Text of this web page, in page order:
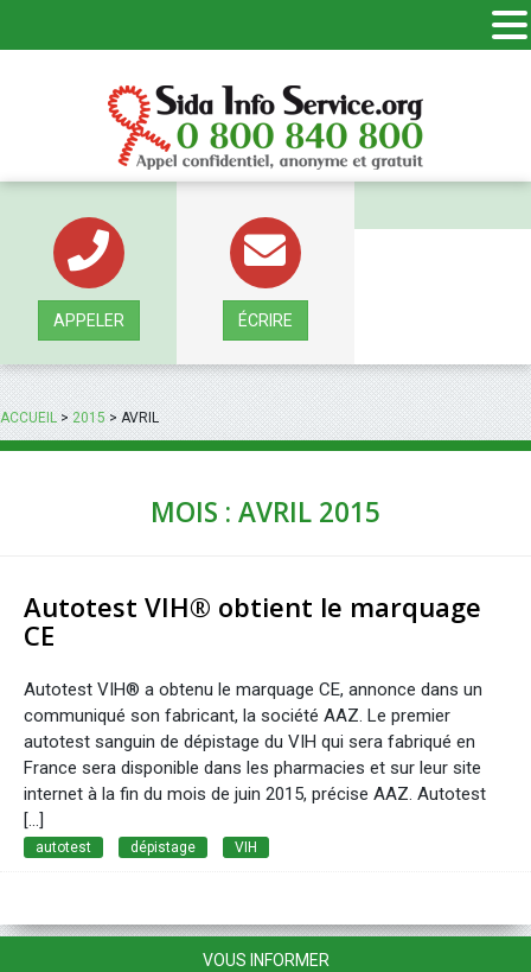
APPELER ÉCRIRE
ACCUEIL>2015> AVRIL
MOIS : AVRIL 2015
Autotest VIH® obtient le marquage
CE
Autotest VIH® a obtenu le marquage CE, annonce dans un
communiqué son fabricant, la société AAZ. Le premier
autotest sanguin de dépistage du VIH qui sera fabriqué en
France sera disponible dans les pharmacies et sur leur site
internet à la fin du mois de juin 2015, précise AAZ. Autotest
[...]
autotest dépistage VIH
VOUS INFORMER